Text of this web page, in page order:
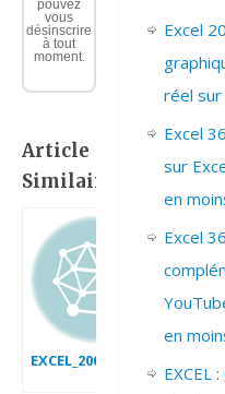
pouvez
vous
désinscrire
à tout
moment.
Article
Similaire:
Excel
réel sur
Excel
sur
en
Excel
en
EXCEL